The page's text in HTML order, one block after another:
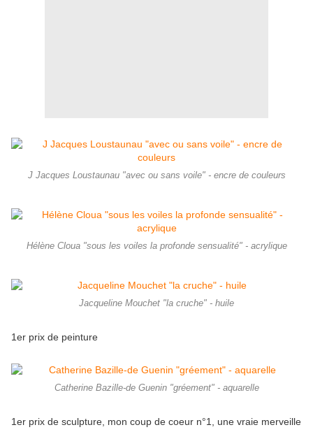
J Jacques Loustaunau "avec ou sans voile" - encre de couleurs
Hélène Cloua "sous les voiles la profonde sensualité" - acrylique
Jacqueline Mouchet "la cruche" - huile
1er prix de peinture
Catherine Bazille-de Guenin "gréement" - aquarelle
1er prix de sculpture, mon coup de coeur n°1, une vraie merveille